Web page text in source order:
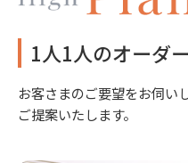
1人1人のオーダ
お客さまのご要望をお伺い
ご提案いたします。